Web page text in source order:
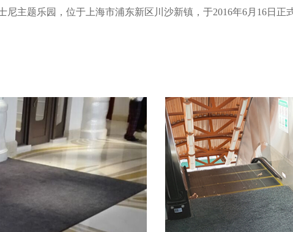
尼主题乐园，位于上海市浦东新区川沙新镇，于2016年6月16日